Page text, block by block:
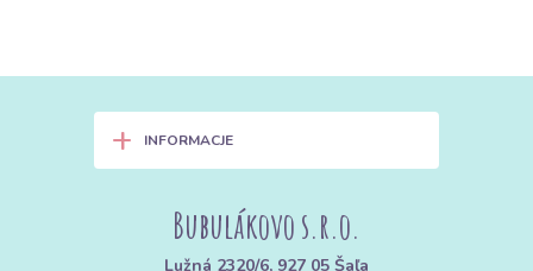
+ INFORMACJE
Bubulákovo s.r.o.
Lužná 2320/6, 927 05 Šaľa